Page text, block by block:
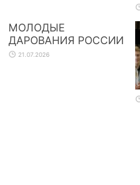
МОЛОДЫЕ
ДАРОВАНИЯ РОССИИ
21.07.2026